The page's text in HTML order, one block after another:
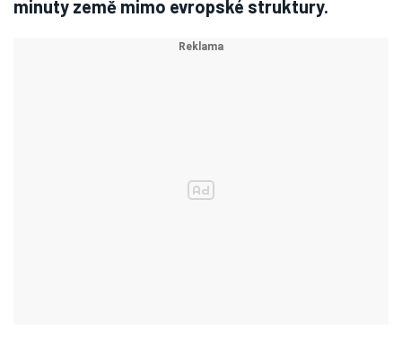
minuty země mimo evropské struktury.